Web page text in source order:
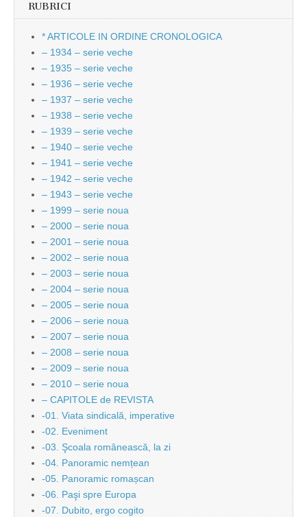
RUBRICI
* ARTICOLE IN ORDINE CRONOLOGICA
– 1934 – serie veche
– 1935 – serie veche
– 1936 – serie veche
– 1937 – serie veche
– 1938 – serie veche
– 1939 – serie veche
– 1940 – serie veche
– 1941 – serie veche
– 1942 – serie veche
– 1943 – serie veche
– 1999 – serie noua
– 2000 – serie noua
– 2001 – serie noua
– 2002 – serie noua
– 2003 – serie noua
– 2004 – serie noua
– 2005 – serie noua
– 2006 – serie noua
– 2007 – serie noua
– 2008 – serie noua
– 2009 – serie noua
– 2010 – serie noua
– CAPITOLE de REVISTA
-01. Viata sindicală, imperative
-02. Eveniment
-03. Şcoala românească, la zi
-04. Panoramic nemțean
-05. Panoramic romașcan
-06. Paşi spre Europa
-07. Dubito, ergo cogito